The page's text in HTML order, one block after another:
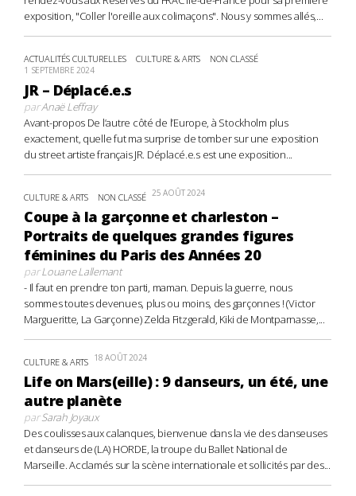
exposition, "Coller l'oreille aux colimaçons". Nous y sommes allés,...
ACTUALITÉS CULTURELLES CULTURE & ARTS NON CLASSÉ
1 SEPTEMBRE 2024
JR – Déplacé.e.s
parAnaë Leffray
Avant-propos De l’autre côté de l’Europe, à Stockholm plus
exactement, quelle fut ma surprise de tomber sur une exposition
du street artiste français JR. Déplacé.e.s est une exposition...
CULTURE & ARTS NON CLASSÉ 25 AOÛT 2024
Coupe à la garçonne et charleston –
Portraits de quelques grandes figures
féminines du Paris des Années 20
parLouane Lallemant
- Il faut en prendre ton parti, maman. Depuis la guerre, nous
sommes toutes devenues, plus ou moins, des garçonnes ! (Victor
Margueritte, La Garçonne) Zelda Fitzgerald, Kiki de Montparnasse,...
CULTURE & ARTS 18 AOÛT 2024
Life on Mars(eille) : 9 danseurs, un été, une
autre planète
parSarah Joyaux
Des coulisses aux calanques, bienvenue dans la vie des danseuses
et danseurs de (LA) HORDE, la troupe du Ballet National de
Marseille. Acclamés sur la scène internationale et sollicités par des...